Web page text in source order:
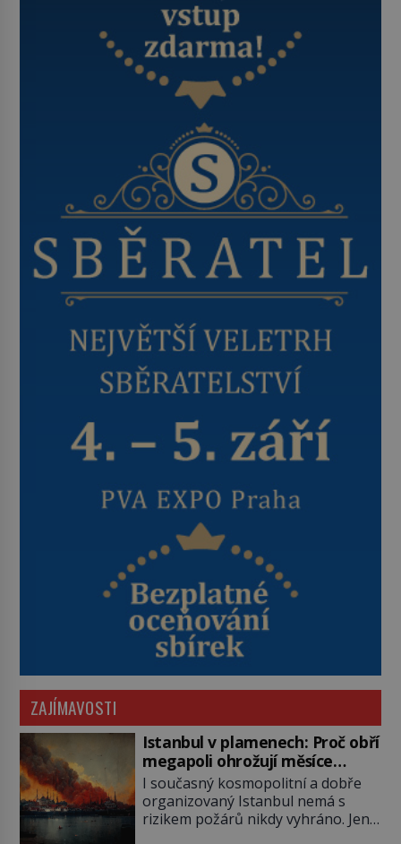
ZAJÍMAVOSTI
Istanbul v plamenech: Proč obří
megapoli ohrožují měsíce
smaženého lilku?
I současný kosmopolitní a dobře
organizovaný Istanbul nemá s
rizikem požárů nikdy vyhráno. Jen